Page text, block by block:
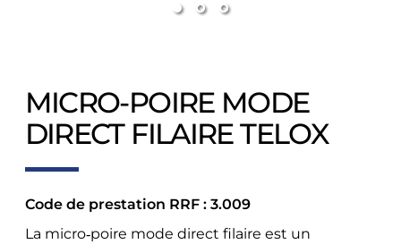
MICRO-POIRE MODE
DIRECT FILAIRE TELOX
Code de prestation RRF : 3.009
La micro‑poire mode direct filaire est un